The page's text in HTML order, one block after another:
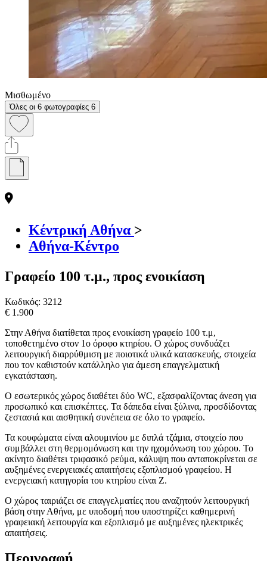
Μισθωμένο
Όλες οι 6 φωτογραφίες 6
Κέντρική Αθήνα >
Αθήνα-Κέντρο
Γραφείο 100 τ.μ., προς ενοικίαση
Κωδικός: 3212
€ 1.900
Στην Αθήνα διατίθεται προς ενοικίαση γραφείο 100 τ.μ,
τοποθετημένο στον 1ο όροφο κτηρίου. Ο χώρος συνδυάζει
λειτουργική διαρρύθμιση με ποιοτικά υλικά κατασκευής, στοιχεία
που τον καθιστούν κατάλληλο για άμεση επαγγελματική
εγκατάσταση.
Ο εσωτερικός χώρος διαθέτει δύο WC, εξασφαλίζοντας άνεση για
προσωπικό και επισκέπτες. Τα δάπεδα είναι ξύλινα, προσδίδοντας
ζεστασιά και αισθητική συνέπεια σε όλο το γραφείο.
Τα κουφώματα είναι αλουμινίου με διπλά τζάμια, στοιχείο που
συμβάλλει στη θερμομόνωση και την ηχομόνωση του χώρου. Το
ακίνητο διαθέτει τριφασικό ρεύμα, κάλυψη που ανταποκρίνεται σε
αυξημένες ενεργειακές απαιτήσεις εξοπλισμού γραφείου. Η
ενεργειακή κατηγορία του κτηρίου είναι Ζ.
Ο χώρος ταιριάζει σε επαγγελματίες που αναζητούν λειτουργική
βάση στην Αθήνα, με υποδομή που υποστηρίζει καθημερινή
γραφειακή λειτουργία και εξοπλισμό με αυξημένες ηλεκτρικές
απαιτήσεις.
Περιγραφή